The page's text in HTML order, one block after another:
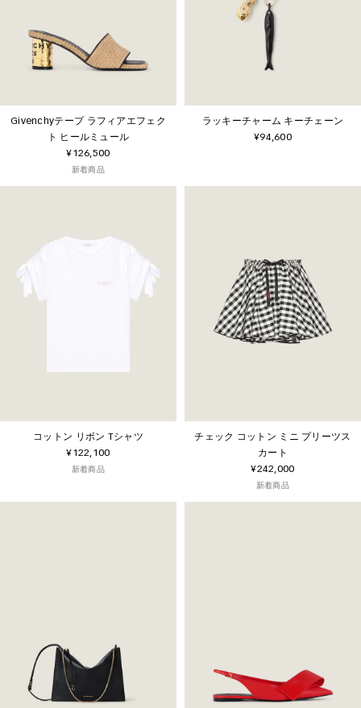
Givenchyテープ ラフィアエフェク
ト ヒールミュール
¥126,500
新着商品
ラッキーチャーム キーチェーン
¥94,600
コットン リボン Tシャツ
¥122,100
新着商品
チェック コットン ミニ プリーツス
カート
¥242,000
新着商品